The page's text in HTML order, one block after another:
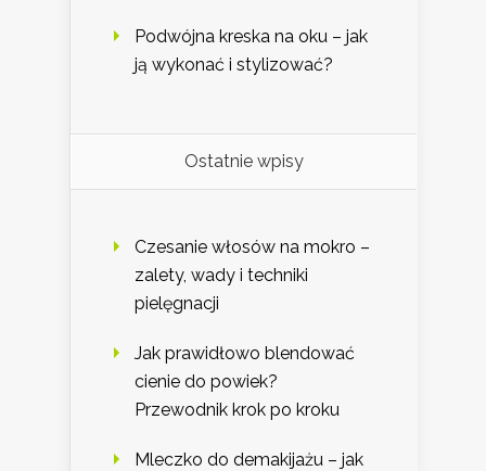
Podwójna kreska na oku – jak
ją wykonać i stylizować?
Ostatnie wpisy
Czesanie włosów na mokro –
zalety, wady i techniki
pielęgnacji
Jak prawidłowo blendować
cienie do powiek?
Przewodnik krok po kroku
Mleczko do demakijażu – jak